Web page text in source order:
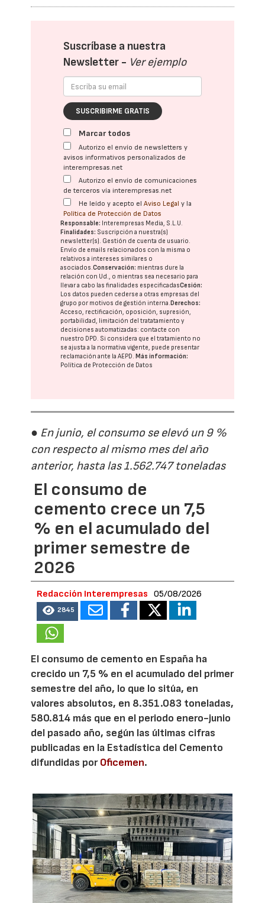
Suscríbase a nuestra
Newsletter - Ver ejemplo
SUSCRIBIRME GRATIS
Marcar todos
Autorizo el envío de newsletters y
avisos informativos personalizados de
interempresas.net
Autorizo el envío de comunicaciones
de terceros vía interempresas.net
He leído y acepto elAviso Legal y la
Política de Protección de Datos
Responsable: Interempresas Media, S.L.U.
Finalidades: Suscripción a nuestra(s)
newsletter(s). Gestión de cuenta de usuario.
Envío de emails relacionados con la misma o
relativos a intereses similares o
asociados.Conservación: mientras dure la
relación con Ud., o mientras sea necesario para
llevar a cabo las finalidades especificadasCesión:
Los datos pueden cederse a otras empresas del
grupo por motivos de gestión interna. Derechos:
Acceso, rectificación, oposición, supresión,
portabilidad, limitación del tratatamiento y
decisiones automatizadas: contacte con
nuestro DPD. Si considera que el tratamiento no
se ajusta a la normativa vigente, puede presentar
reclamación ante laAEPD. Más información:
Política de Protección de Datos
● En junio, el consumo se elevó un 9 %
con respecto al mismo mes del año
anterior, hasta las 1.562.747 toneladas
El consumo de
cemento crece un 7,5
% en el acumulado del
primer semestre de
2026
Redacción Interempresas 05/08/2026
2845
El consumo de cemento en España ha
crecido un 7,5 % en el acumulado del primer
semestre del año, lo que lo sitúa, en
valores absolutos, en 8.351.083 toneladas,
580.814 más que en el periodo enero-junio
del pasado año, según las últimas cifras
publicadas en la Estadística del Cemento
difundidas porOficemen.